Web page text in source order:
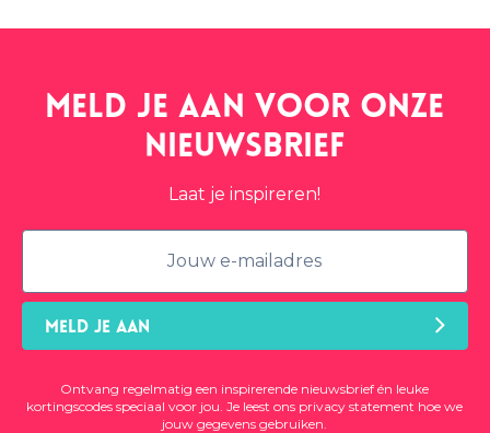
Meld je aan voor onze
nieuwsbrief
Laat je inspireren!
MELD JE AAN
Ontvang regelmatig een inspirerende nieuwsbrief én leuke
kortingscodes speciaal voor jou. Je leest ons privacy statement hoe we
jouw gegevens gebruiken.